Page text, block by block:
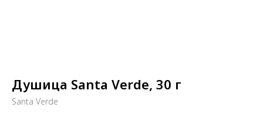
Душица Santa Verde, 30 г
Santa Verde